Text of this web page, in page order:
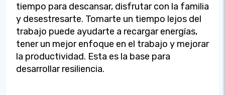
tiempo para descansar, disfrutar con la familia
y desestresarte. Tomarte un tiempo lejos del
trabajo puede ayudarte a recargar energías,
tener un mejor enfoque en el trabajo y mejorar
la productividad. Esta es la base para
desarrollar resiliencia.